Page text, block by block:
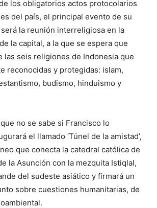
los obligatorios actos protocolarios
del país, el principal evento de su
la reunión interreligiosa en la
la capital, a la que se espera que
las seis religiones de Indonesia que
reconocidas y protegidas: islam,
budismo, hinduismo y
no se sabe si Francisco lo
el llamado ‘Túnel de la amistad’,
que conecta la catedral católica de
la Asunción con la mezquita Istiqlal,
del sudeste asiático y firmará un
sobre cuestiones humanitarias, de